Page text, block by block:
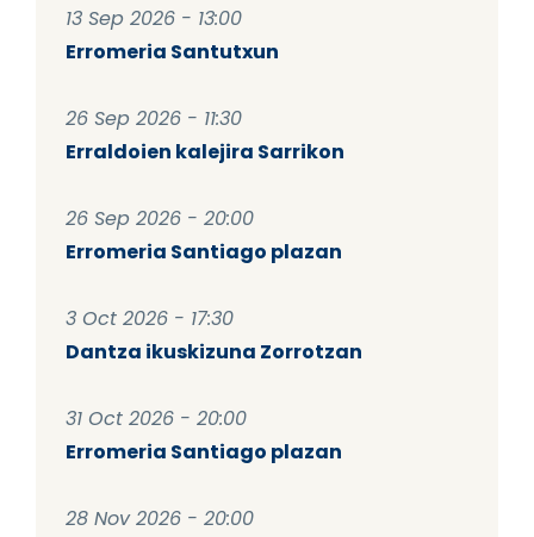
13 Sep 2026 - 13:00
Erromeria Santutxun
26 Sep 2026 - 11:30
Erraldoien kalejira Sarrikon
26 Sep 2026 - 20:00
Erromeria Santiago plazan
3 Oct 2026 - 17:30
Dantza ikuskizuna Zorrotzan
31 Oct 2026 - 20:00
Erromeria Santiago plazan
28 Nov 2026 - 20:00